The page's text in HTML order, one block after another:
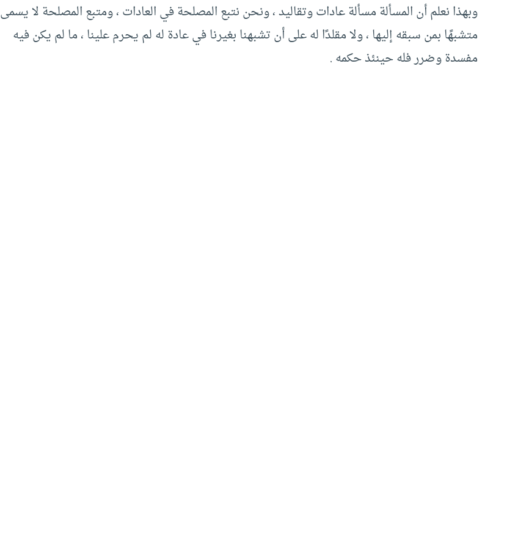
وبهذا نعلم أن المسألة مسألة عادات وتقاليد ، ونحن نتبع المصلحة في العادات ، ومتبع المصلحة لا يسمى
متشبهًا بمن سبقه إليها ، ولا مقلدًا له على أن تشبهنا بغيرنا في عادة له لم يحرم علينا ، ما لم يكن فيه
مفسدة وضرر فله حينئذ حكمه .